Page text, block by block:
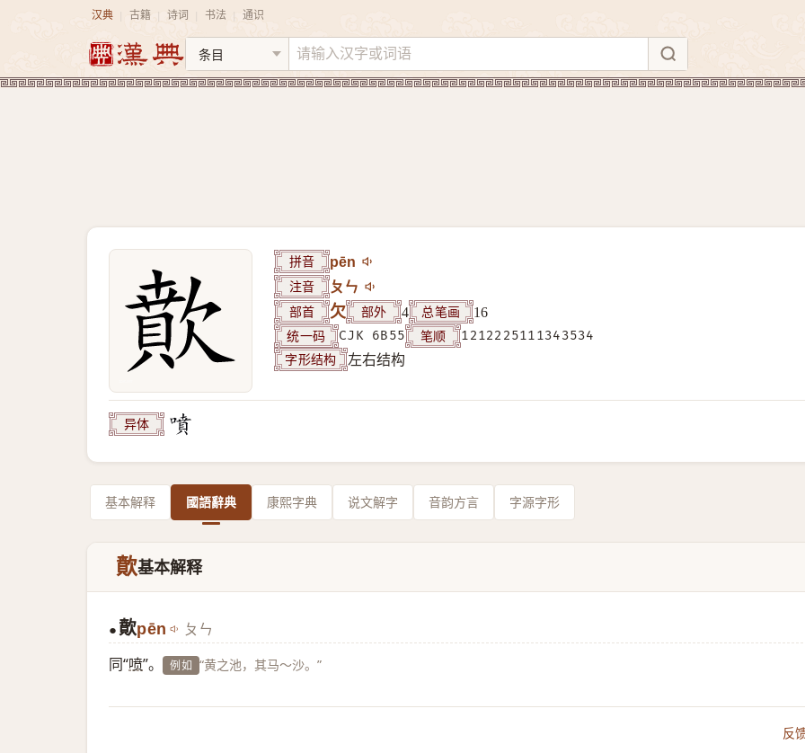
汉典 古籍 诗词 书法 通识
拼音 pēn
注音 ㄆㄣ
部首 欠 部外 4 总笔画 16
统一码 CJK 6B55 笔顺 1212225111343534
字形结构 左右结构
异体
基本解释 國語辭典 康熙字典 说文解字 音韵方言 字源字形
歕基本解释
● 歕pēn ㄆㄣ
同“喷”。 例如 “黄之池，其马～沙。”
反